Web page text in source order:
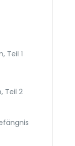
Teil 1
Teil 2